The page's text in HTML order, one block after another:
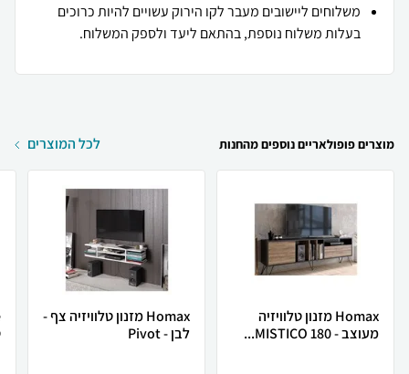
משלוחים ליישובים מעבר לקו הירוק עשויים להיות כרוכים
בעלות משלוח נוספת, בהתאם ליעד ולספק המשלוח.
מוצרים פופולאריים נוספים מהחנות לכל המוצרים
Homax מזנון טלוויזיה
מעוצב - MISTICO 180...
Homax מזנון טלוויזיה צף -
לבן - Pivot